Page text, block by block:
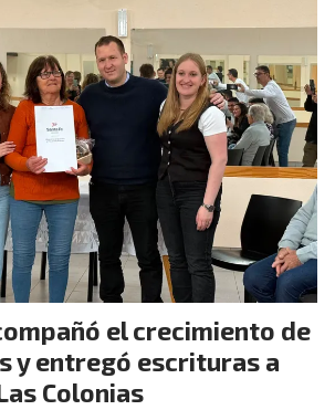
el crecimiento de
y entregó escrituras a
Colonias